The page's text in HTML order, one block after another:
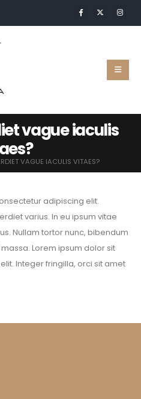
vague iaculis
VAGUE IACULIS VITAES?
adipiscing elit.
varius. In eu ipsum vitae
Nullam tortor nunc, bibendum
Lorem ipsum dolor sit
Integer fringilla, orci sit amet